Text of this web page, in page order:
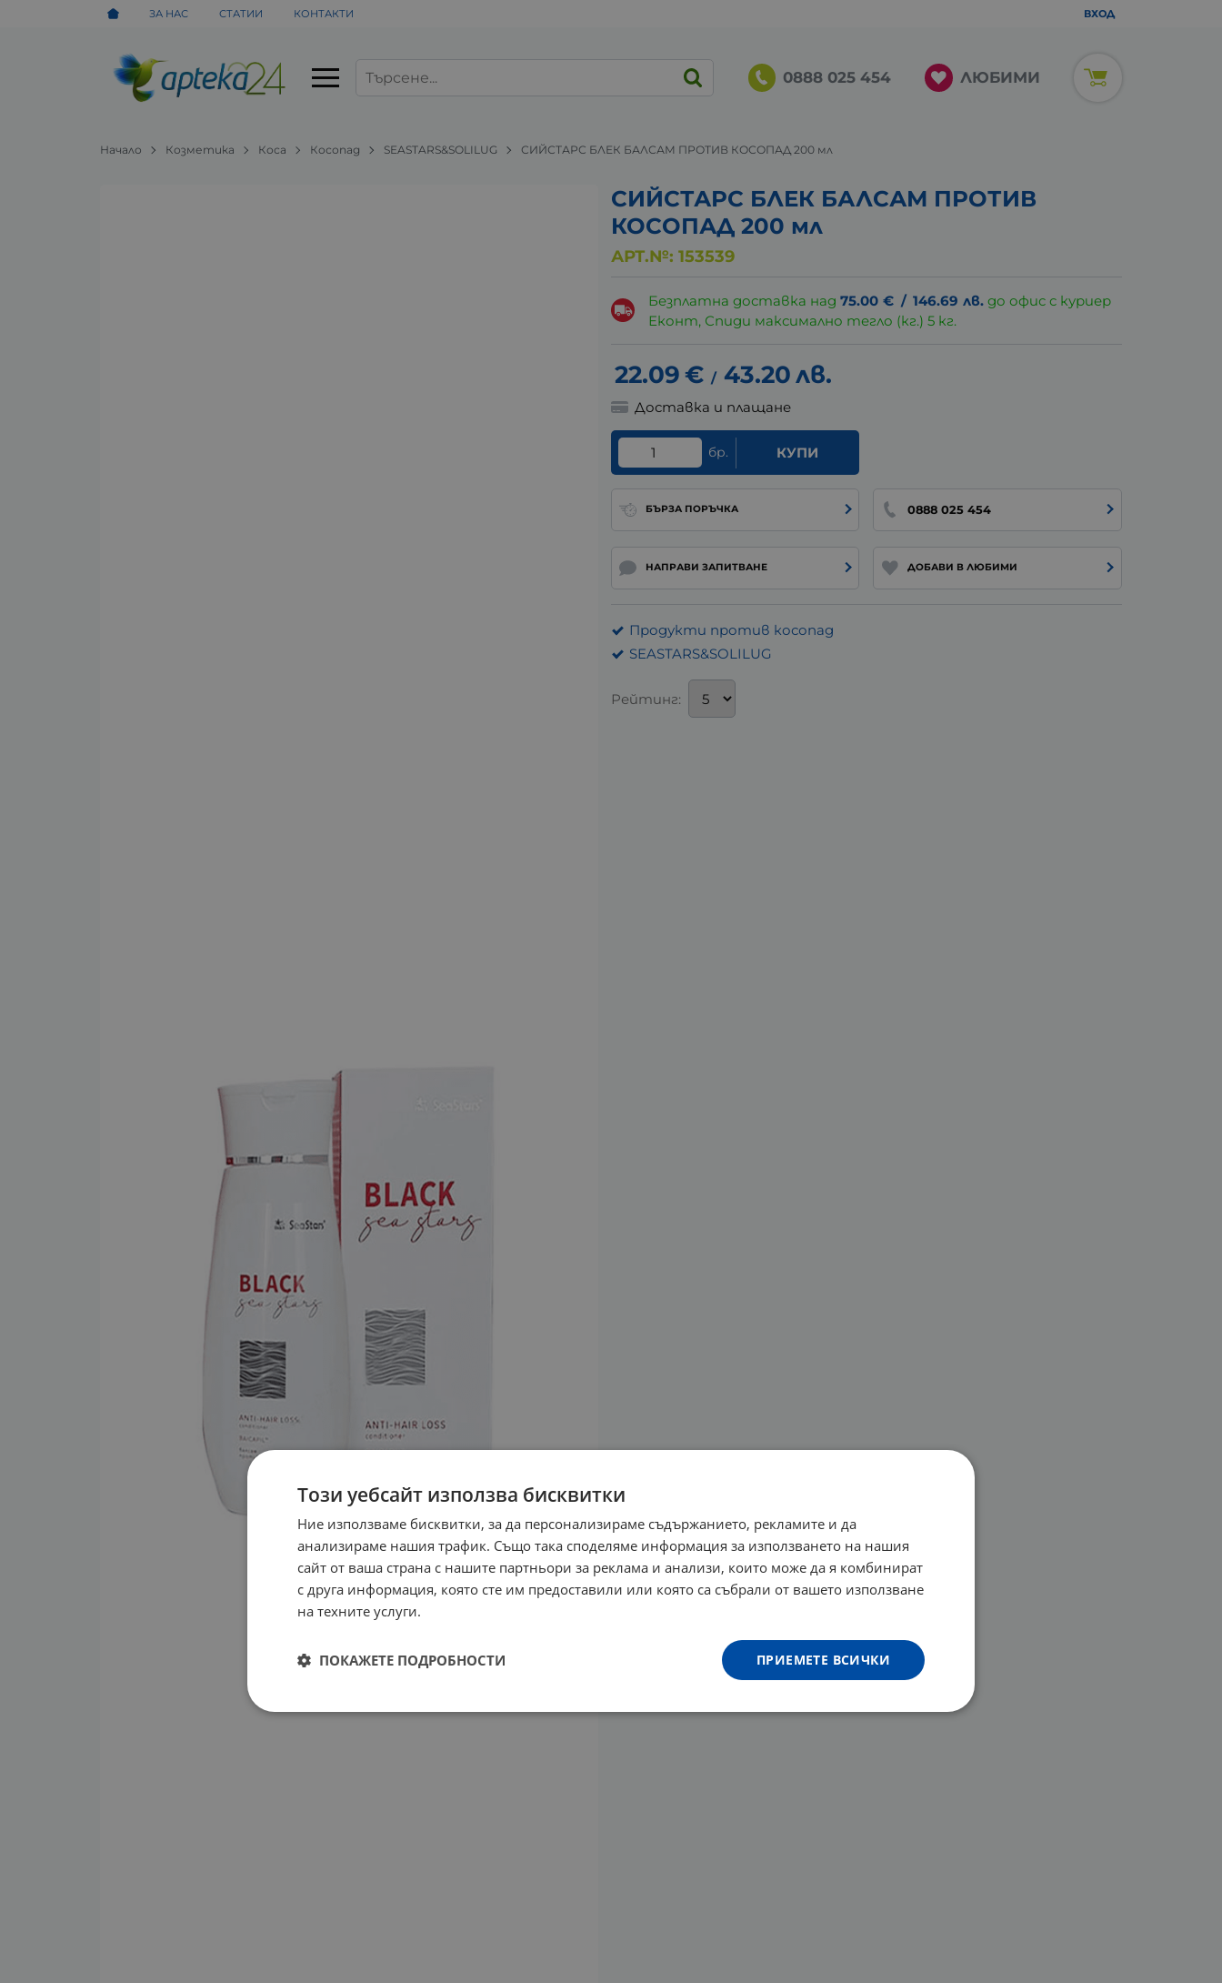
ЗА НАС СТАТИИ КОНТАКТИ ВХОД
0888 025 454 ЛЮБИМИ
Начало Козметика Коса Косопад SEASTARS&SOLILUG СИЙСТАРС БЛЕК БАЛСАМ ПРОТИВ КОСОПАД 200 мл
СИЙСТАРС БЛЕК БАЛСАМ ПРОТИВ
КОСОПАД 200 мл
АРТ.№: 153539
Безплатна доставка над75.00 € / 146.69 лв. до офис с куриер
Еконт, Спиди максимално тегло (кг.) 5 кг.
22.09€ / 43.20лв.
Доставка и плащане
бр. КУПИ
БЪРЗА ПОРЪЧКА 0888 025 454
НАПРАВИ ЗАПИТВАНЕ ДОБАВИ В ЛЮБИМИ
Продукти против косопад
SEASTARS&SOLILUG
Рейтинг:
Този уебсайт използва бисквитки
Ние използваме бисквитки, за да персонализираме съдържанието, рекламите и да
анализираме нашия трафик. Също така споделяме информация за използването на нашия
сайт от ваша страна с нашите партньори за реклама и анализи, които може да я комбинират
с друга информация, която сте им предоставили или която са събрали от вашето използване
на техните услуги.
ПРИЕМЕТЕ ВСИЧКИ
ПОКАЖЕТЕ ПОДРОБНОСТИ